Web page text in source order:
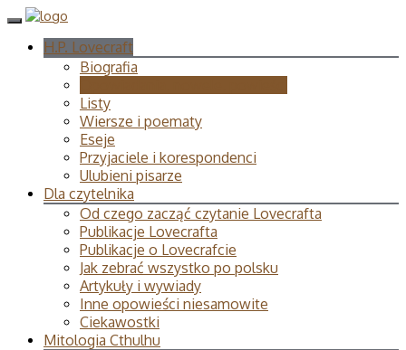
H.P. Lovecraft
Biografia
Listy
Wiersze i poematy
Eseje
Przyjaciele i korespondenci
Ulubieni pisarze
Dla czytelnika
Od czego zacząć czytanie Lovecrafta
Publikacje Lovecrafta
Publikacje o Lovecrafcie
Jak zebrać wszystko po polsku
Artykuły i wywiady
Inne opowieści niesamowite
Ciekawostki
Mitologia Cthulhu